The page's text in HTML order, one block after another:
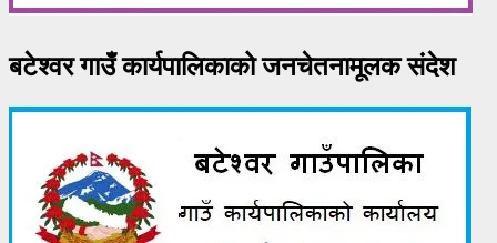
बटेश्वर गाउँ कार्यपालिकाको जनचेतनामूलक संदेश